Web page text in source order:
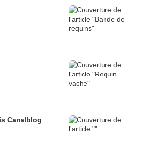
Article publié depuis Canalblog